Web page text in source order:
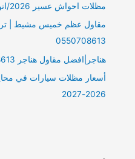
مظلات احواش عسير 2026/انواعها واسعارها
مقاول عظم خميس مشيط |
0550708613
هناجر|افضل مقاول هناجر 0550708613
أسعار مظلات سيارات في
2026-2027